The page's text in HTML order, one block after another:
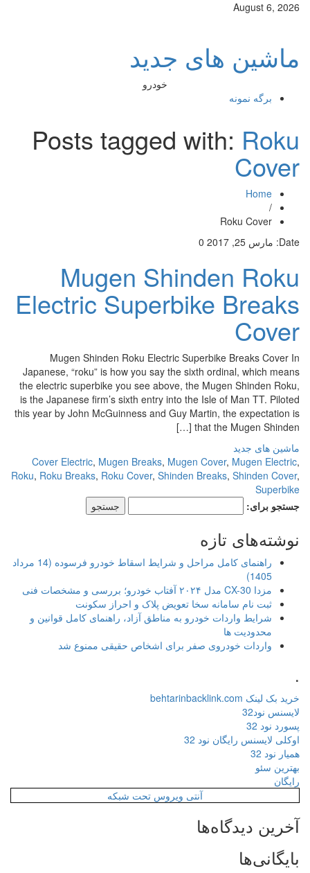
August 6, 2026
ماشین های جدید
خودرو
برگه نمونه
Posts tagged with:Roku
Cover
Home
/
Roku Cover
Date: مارس 25, 2017 0
Mugen Shinden Roku
Electric Superbike Breaks
Cover
Mugen Shinden Roku Electric Superbike Breaks Cover In
Japanese, “roku” is how you say the sixth ordinal, which means
the electric superbike you see above, the Mugen Shinden Roku,
is the Japanese firm’s sixth entry into the Isle of Man TT. Piloted
this year by John McGuinness and Guy Martin, the expectation is
that the Mugen Shinden […]
ماشین های جدید
Cover Electric,Mugen Breaks,Mugen Cover,Mugen Electric
Roku,Roku Breaks,Roku Cover,Shinden Breaks,Shinden Cover
Superbike
جستجو برای:
نوشته‌های تازه
راهنمای کامل مراحل و شرایط اسقاط خودرو فرسوده (14 مرداد
1405)
مزدا CX-30 مدل ۲۰۲۴ آفتاب خودرو؛ بررسی و مشخصات فنی
ثبت نام سامانه سخا تعویض پلاک و احراز سکونت
شرایط واردات خودرو به مناطق آزاد، راهنمای کامل قوانین و
محدودیت ها
واردات خودروی صفر برای اشخاص حقیقی ممنوع شد
خرید بک لینک behtarinbacklink.com
لایسنس نود32
پسورد نود 32
اوکلی لایسنس رایگان نود 32
همیار نود 32
بهترین سئو
رایگان
آنتی ویروس تحت شبکه
آخرین دیدگاه‌ها
بایگانی‌ها